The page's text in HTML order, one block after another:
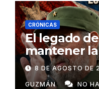
CRÓNICAS
El legado
mantener
como un
8 DE AGOSTO DE
GUZMÁN NO